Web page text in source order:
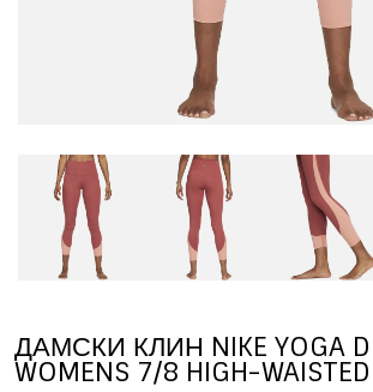
ДАМСКИ КЛИН NIKE YOGA
WOMENS 7/8 HIGH-